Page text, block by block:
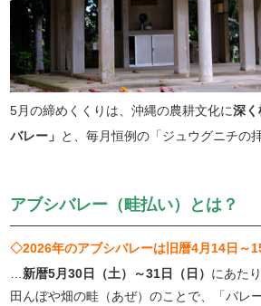
5月の締めくくりは、沖縄の農耕文化に深
バレー」 と、毎月恒例の「ジュウグニチの
アブシバレー（畦払い）とは？
◇2026年のアブシバレーは旧暦4月14日～
新暦5月30日（土）～31日（日） にあた
田んぼや畑の畦（あぜ）のことで、「バレ